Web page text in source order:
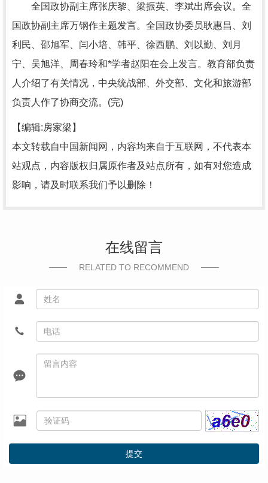
全国政协副主席张庆黎、梁振英、李斌出席会议。全
国政协副主席万钢作主题发言。全国政协委员耿惠昌、刘
利民、邵旭军、闫小培、韩平、徐西鹏、刘以勤、刘月
宁、吴旭洋、周春玲和*学者赵阳在会上发言。教育部负责
人介绍了有关情况，中央统战部、外交部、文化和旅游部
负责人作了协商交流。(完)
【编辑:房家梁】
本文转载自中国新闻网，内容均来自于互联网，不代表本
站观点，内容版权归属原作者及站点所有，如有对您造成
影响，请及时联系我们予以删除！
在线留言
RELATED TO RECOMMEND
提交